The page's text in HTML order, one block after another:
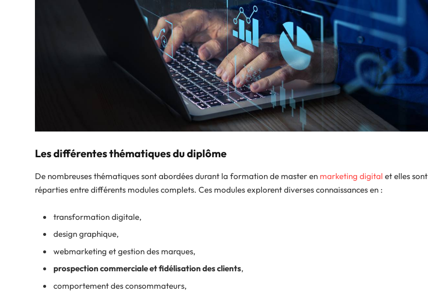
Les différentes thématiques du diplôme
De nombreuses thématiques sont abordées durant la formation de master en marketing digital et elles sont
réparties entre différents modules complets. Ces modules explorent diverses connaissances en :
transformation digitale,
design graphique,
webmarketing et gestion des marques,
prospection commerciale et fidélisation des clients,
comportement des consommateurs,